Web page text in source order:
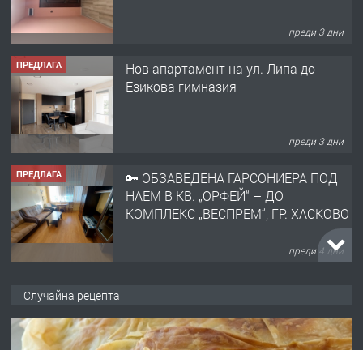
преди 3 дни
ПРЕДЛАГА
Нов апартамент на ул. Липа до
Езикова гимназия
преди 3 дни
ПРЕДЛАГА
🔑 ОБЗАВЕДЕНА ГАРСОНИЕРА ПОД
НАЕМ В КВ. „ОРФЕЙ“ – ДО
КОМПЛЕКС „ВЕСПРЕМ“, ГР. ХАСКОВО
преди 4 дни
АПАРТАМЕНТ В ЦЕНТЪРА НА ГР.
ХАСКОВО
Случайна рецепта